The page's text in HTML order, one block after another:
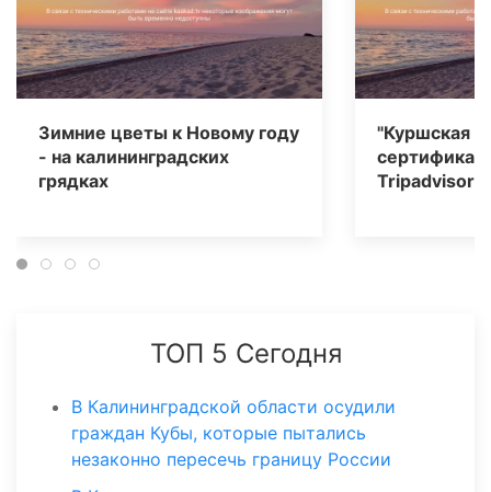
Зимние цветы к Новому году
- на калининградских
грядках
"Куршская
сертификат
Tripаdvisor
ТОП 5 Сегодня
В Калининградской области осудили
граждан Кубы, которые пытались
незаконно пересечь границу России